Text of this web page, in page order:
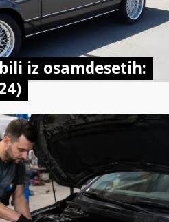
iz osamdesetih: